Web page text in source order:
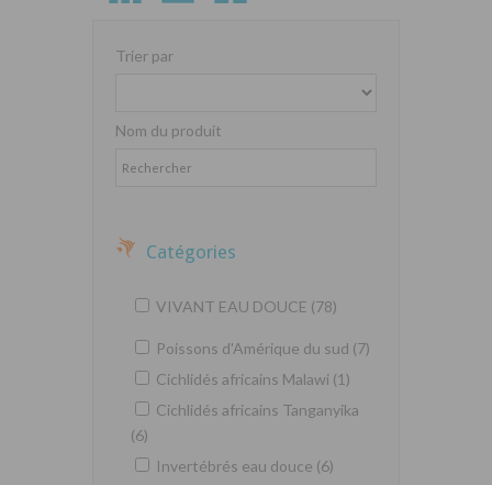
Trier par
Nom du produit
Catégories
VIVANT EAU DOUCE (78)
Poissons d'Amérique du sud (7)
Cichlidés africains Malawi (1)
Cichlidés africains Tanganyika
(6)
Invertébrés eau douce (6)